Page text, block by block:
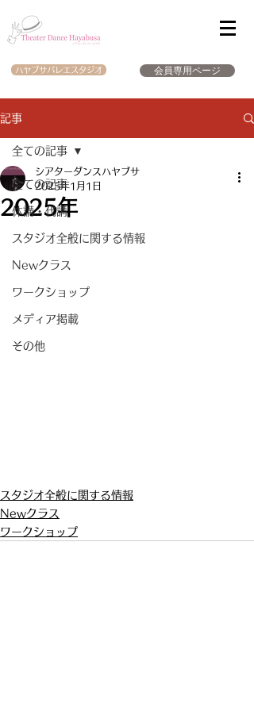
ハヤブサバレエスタジオ 会員専用ページ
記事
全ての記事
休講・代講
スタジオ全般に関する情報
Newクラス
ワークショップ
メディア掲載
その他
全ての記事
2025年
シアターダンスハヤブサ
2025年1月1日
スタジオ全般に関する情報
Newクラス
ワークショップ